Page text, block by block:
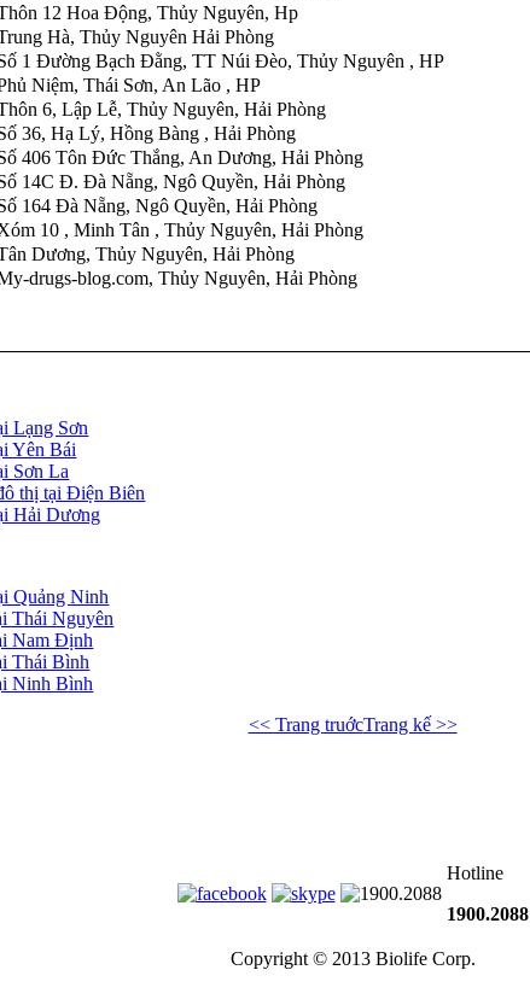
12 Hoa Động, Thủy Nguyên, Hp
Hà, Thủy Nguyên Hải Phòng
1 Đường Bạch Đằng, TT Núi Đèo, Thủy Nguyên , HP
Niệm, Thái Sơn, An Lão , HP
6, Lập Lễ, Thủy Nguyên, Hải Phòng
36, Hạ Lý, Hồng Bàng , Hải Phòng
406 Tôn Đức Thắng, An Dương, Hải Phòng
14C Đ. Đà Nẵng, Ngô Quyền, Hải Phòng
164 Đà Nẵng, Ngô Quyền, Hải Phòng
10 , Minh Tân , Thủy Nguyên, Hải Phòng
Dương, Thủy Nguyên, Hải Phòng
drugs-blog.com, Thủy Nguyên, Hải Phòng
Lạng Sơn
Yên Bái
Sơn La
thị tại Điện Biên
Hải Dương
Quảng Ninh
Thái Nguyên
Nam Định
Thái Bình
Ninh Bình
<< Trang truớcTrang kế >>
Hotline
1900.2088
Copyright © 2013 Biolife Corp.